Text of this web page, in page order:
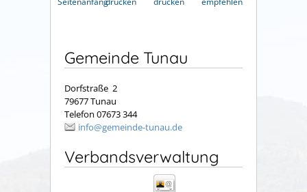
Gemeinde Tunau
Dorfstraße 2
79677 Tunau
Telefon 07673 344
info@gemeinde-tunau.de
Verbandsverwaltung